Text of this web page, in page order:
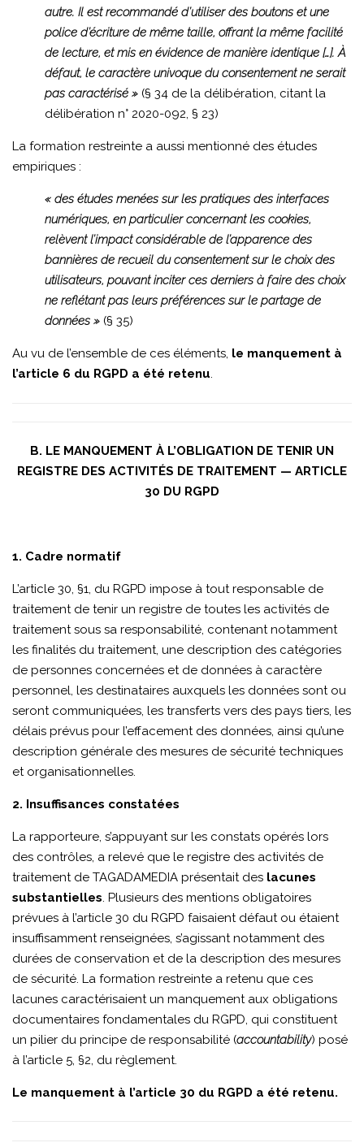
autre. Il est recommandé d’utiliser des boutons et une
police d’écriture de même taille, offrant la même facilité
de lecture, et mis en évidence de manière identique […]. À
défaut, le caractère univoque du consentement ne serait
pas caractérisé » (§ 34 de la délibération, citant la
délibération n° 2020-092, § 23)
La formation restreinte a aussi mentionné des études
empiriques :
« des études menées sur les pratiques des interfaces
numériques, en particulier concernant les cookies,
relèvent l’impact considérable de l’apparence des
bannières de recueil du consentement sur le choix des
utilisateurs, pouvant inciter ces derniers à faire des choix
ne reflétant pas leurs préférences sur le partage de
données » (§ 35)
Au vu de l’ensemble de ces éléments, le manquement à
l’article 6 du RGPD a été retenu.
B. LE MANQUEMENT À L’OBLIGATION DE TENIR UN
REGISTRE DES ACTIVITÉS DE TRAITEMENT — ARTICLE
30 DU RGPD
1. Cadre normatif
L’article 30, §1, du RGPD impose à tout responsable de
traitement de tenir un registre de toutes les activités de
traitement sous sa responsabilité, contenant notamment
les finalités du traitement, une description des catégories
de personnes concernées et de données à caractère
personnel, les destinataires auxquels les données sont ou
seront communiquées, les transferts vers des pays tiers, les
délais prévus pour l’effacement des données, ainsi qu’une
description générale des mesures de sécurité techniques
et organisationnelles.
2. Insuffisances constatées
La rapporteure, s’appuyant sur les constats opérés lors
des contrôles, a relevé que le registre des activités de
traitement de TAGADAMEDIA présentait des lacunes
substantielles. Plusieurs des mentions obligatoires
prévues à l’article 30 du RGPD faisaient défaut ou étaient
insuffisamment renseignées, s’agissant notamment des
durées de conservation et de la description des mesures
de sécurité. La formation restreinte a retenu que ces
lacunes caractérisaient un manquement aux obligations
documentaires fondamentales du RGPD, qui constituent
un pilier du principe de responsabilité (accountability) posé
à l’article 5, §2, du règlement.
Le manquement à l’article 30 du RGPD a été retenu.